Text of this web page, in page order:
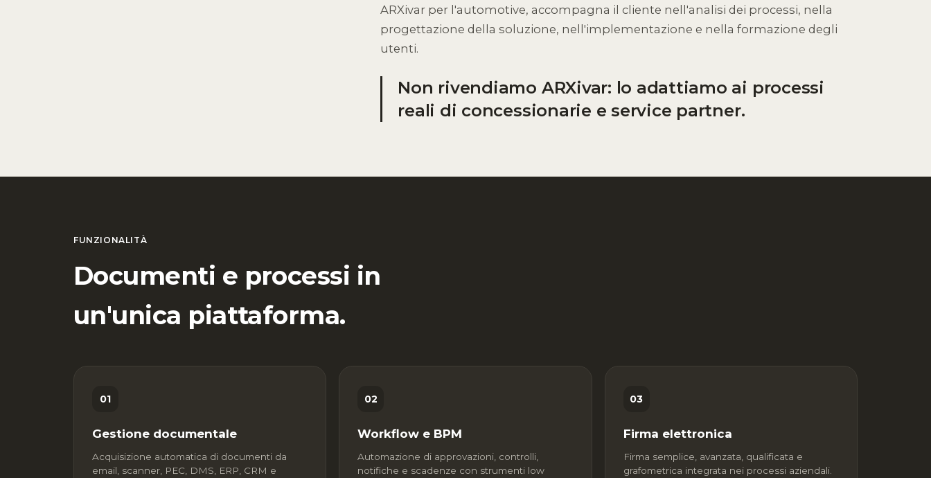
ARXivar per l'automotive, accompagna il cliente nell'analisi dei processi, nella
progettazione della soluzione, nell'implementazione e nella formazione degli
utenti.
Non rivendiamo ARXivar: lo adattiamo ai processi
reali di concessionarie e service partner.
FUNZIONALITÀ
Documenti e processi in
un'unica piattaforma.
01
Gestione documentale
Acquisizione automatica di documenti da
email, scanner, PEC, DMS, ERP, CRM e
02
Workflow e BPM
Automazione di approvazioni, controlli,
notifiche e scadenze con strumenti low
03
Firma elettronica
Firma semplice, avanzata, qualificata e
grafometrica integrata nei processi aziendali.